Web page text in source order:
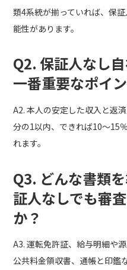
類4系統が揃っていれば、保
能性があります。
Q2. 保証人なし
一番重要なポイ
A2. 本人の安定した収入と返
分の1以内、できれば10〜15
れます。
Q3. どんな書類
証人なしでも審
か？
A3. 運転免許証、給与明細や
公共料金領収書、通帳と印鑑